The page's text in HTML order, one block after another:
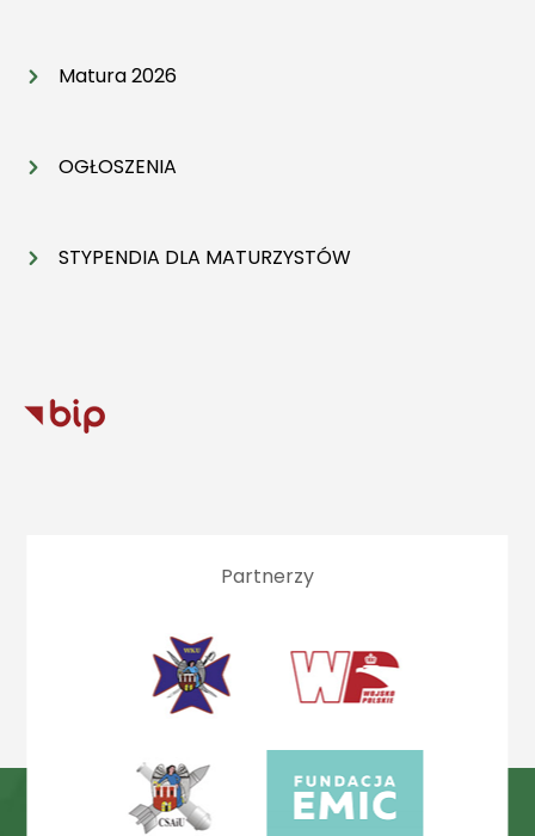
Matura 2026
OGŁOSZENIA
STYPENDIA DLA MATURZYSTÓW
Partnerzy